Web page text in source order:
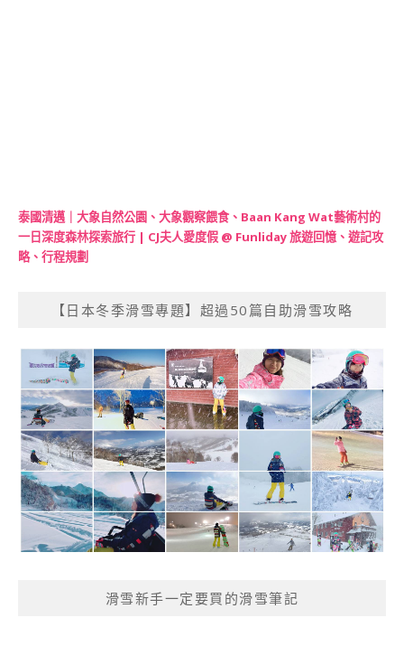
泰國清邁｜大象自然公園、大象觀察餵食、Baan Kang Wat藝術村的
一日深度森林探索旅行 | CJ夫人愛度假 @ Funliday 旅遊回憶、遊記攻
略、行程規劃
【日本冬季滑雪專題】超過50篇自助滑雪攻略
滑雪新手一定要買的滑雪筆記